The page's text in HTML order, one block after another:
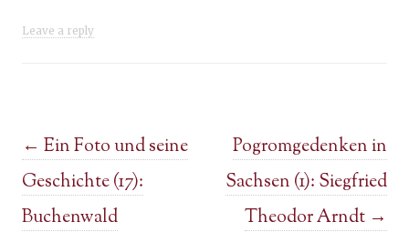
Leave a reply
Post navigation
← Ein Foto und seine
Geschichte (17):
Buchenwald
Pogromgedenken in
Sachsen (1): Siegfried
Theodor Arndt →